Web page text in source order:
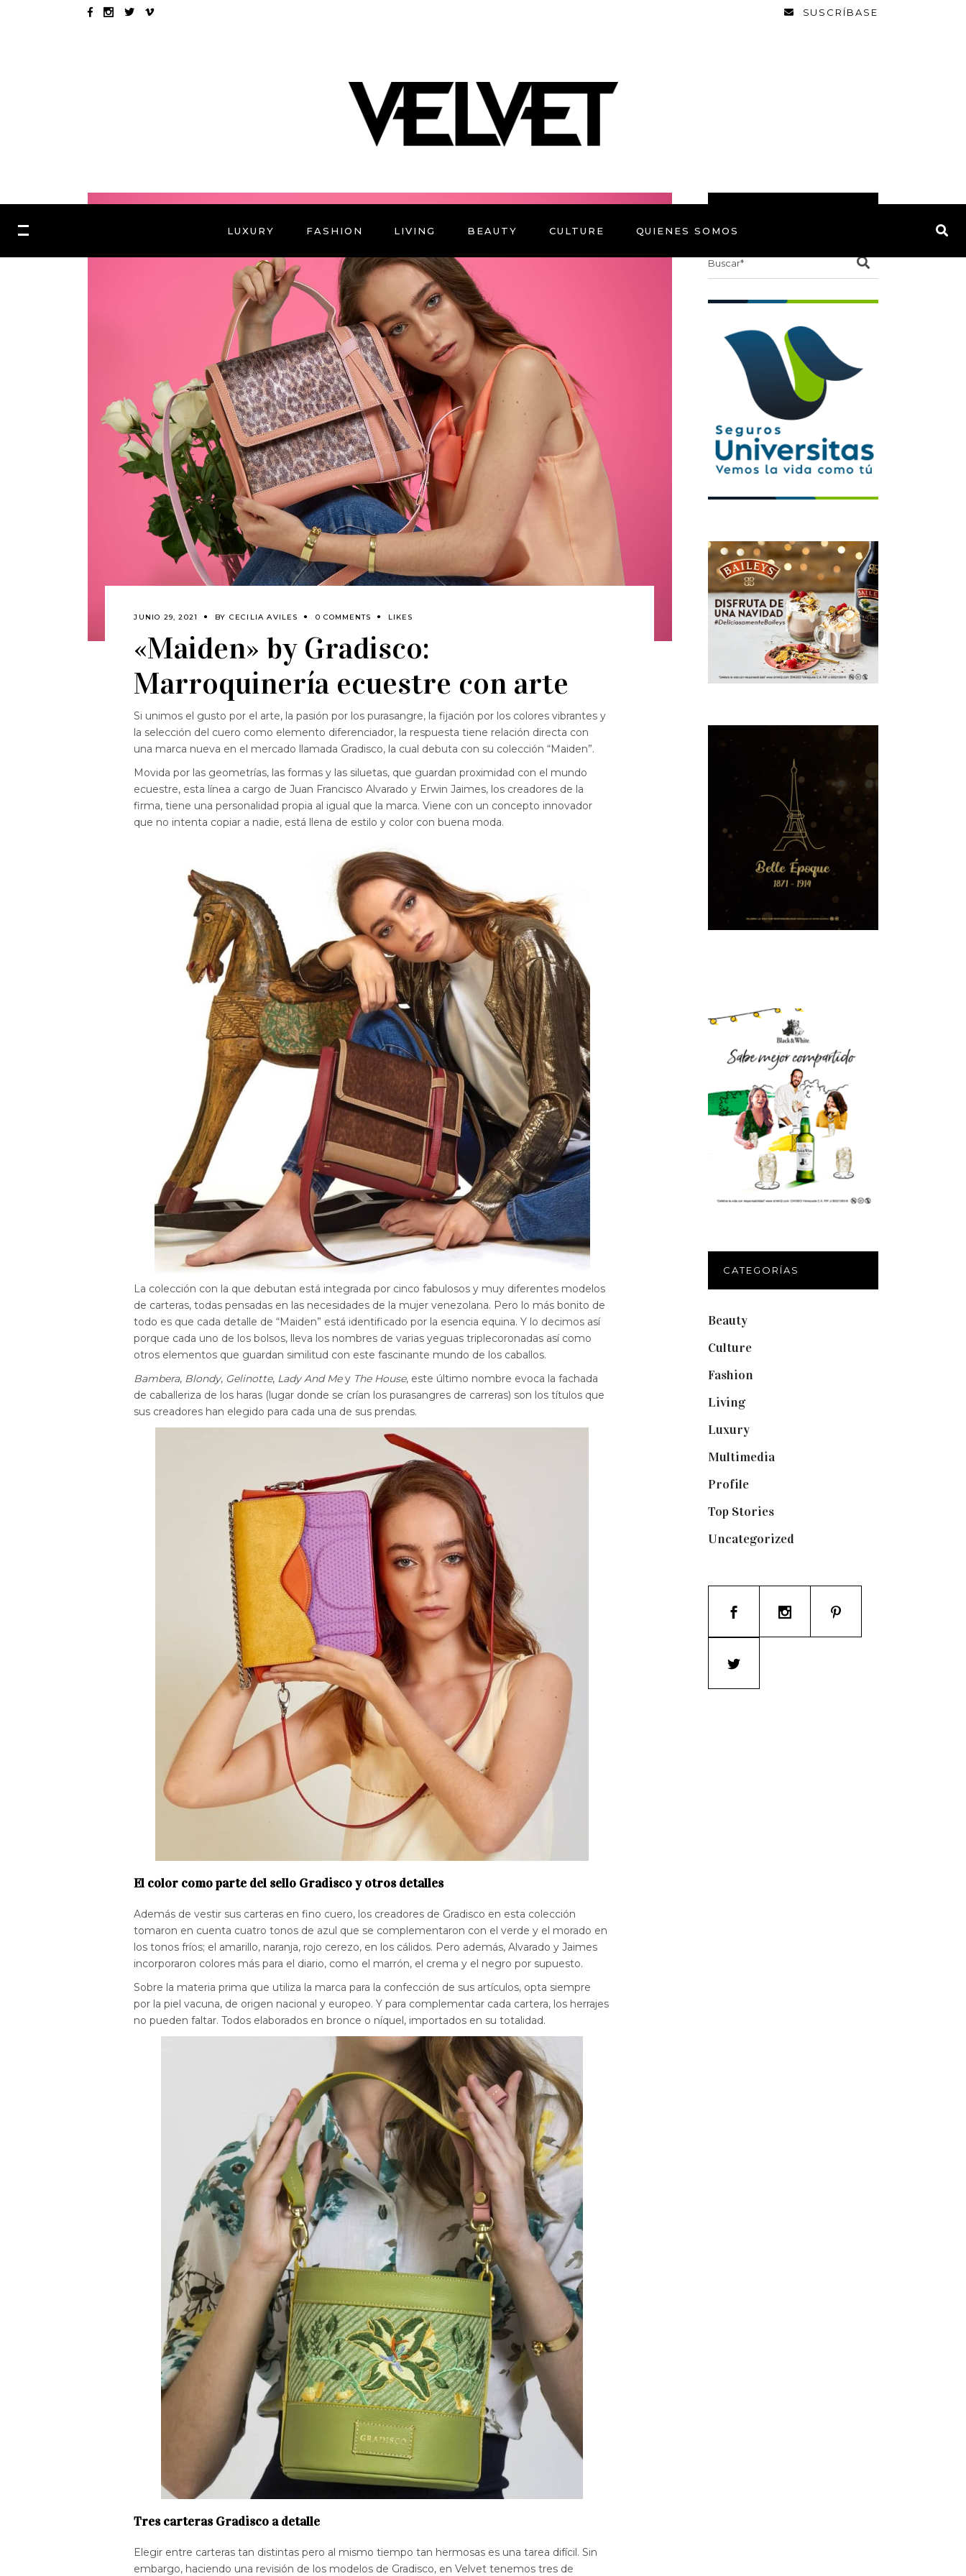
SUSCRÍBASE
LUXURY FASHION LIVING BEAUTY CULTURE QUIENES SOMOS
JUNIO 29, 2021 BY CECILIA AVILES 0 COMMENTS LIKES
«Maiden» by Gradisco:
Marroquinería ecuestre con arte
Si unimos el gusto por el arte, la pasión por los purasangre, la fijación por los colores vibrantes y
la selección del cuero como elemento diferenciador, la respuesta tiene relación directa con
una marca nueva en el mercado llamada Gradisco, la cual debuta con su colección “Maiden”.
Movida por las geometrías, las formas y las siluetas, que guardan proximidad con el mundo
ecuestre, esta línea a cargo de Juan Francisco Alvarado y Erwin Jaimes, los creadores de la
firma, tiene una personalidad propia al igual que la marca. Viene con un concepto innovador
que no intenta copiar a nadie, está llena de estilo y color con buena moda.
La colección con la que debutan está integrada por cinco fabulosos y muy diferentes modelos
de carteras, todas pensadas en las necesidades de la mujer venezolana. Pero lo más bonito de
todo es que cada detalle de “Maiden” está identificado por la esencia equina. Y lo decimos así
porque cada uno de los bolsos, lleva los nombres de varias yeguas triplecoronadas así como
otros elementos que guardan similitud con este fascinante mundo de los caballos.
Bambera, Blondy, Gelinotte, Lady And Mey The House, este último nombre evoca la fachada
de caballeriza de los haras (lugar donde se crían los purasangres de carreras) son los títulos que
sus creadores han elegido para cada una de sus prendas.
El color como parte del sello Gradisco y otros detalles
Además de vestir sus carteras en fino cuero, los creadores de Gradisco en esta colección
tomaron en cuenta cuatro tonos de azul que se complementaron con el verde y el morado en
los tonos fríos; el amarillo, naranja, rojo cerezo, en los cálidos. Pero además, Alvarado y Jaimes
incorporaron colores más para el diario, como el marrón, el crema y el negro por supuesto.
Sobre la materia prima que utiliza la marca para la confección de sus artículos, opta siempre
por la piel vacuna, de origen nacional y europeo. Y para complementar cada cartera, los herrajes
no pueden faltar. Todos elaborados en bronce o níquel, importados en su totalidad.
Tres carteras Gradisco a detalle
Elegir entre carteras tan distintas pero al mismo tiempo tan hermosas es una tarea difícil. Sin
embargo, haciendo una revisión de los modelos de Gradisco, en Velvet tenemos tres de
Search
CATEGORÍAS
Beauty(250)
Culture(132)
Fashion
Living(337)
Luxury(664)
Multimedia(10)
Profile(8)
Top Stories(123)
Uncategorized